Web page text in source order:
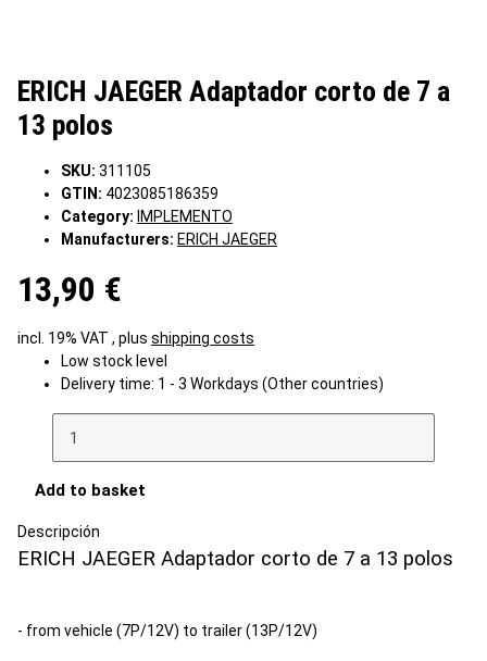
ERICH JAEGER Adaptador corto de 7 a
13 polos
SKU: 311105
GTIN: 4023085186359
Category: IMPLEMENTO
Manufacturers: ERICH JAEGER
13,90 €
incl. 19% VAT , plus shipping costs
Low stock level
Delivery time: 1 - 3 Workdays (Other countries)
Add to basket
Descripción
ERICH JAEGER Adaptador corto de 7 a 13 polos
- from vehicle (7P/12V) to trailer (13P/12V)